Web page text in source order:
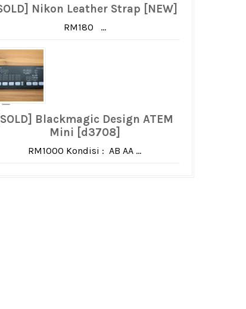
Nikon Leather Strap [NEW]
RM180 ...
Blackmagic Design ATEM
Mini [d3708]
RM1000 Kondisi : AB AA ...